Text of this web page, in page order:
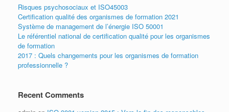
Risques psychosociaux et ISO45003
Certification qualité des organismes de formation 2021
Système de management de l’énergie ISO 50001
Le référentiel national de certification qualité pour les organismes
de formation
2017 : Quels changements pour les organismes de formation
professionnelle ?
Recent Comments